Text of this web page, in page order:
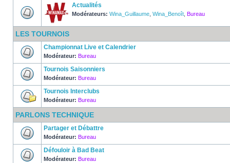
Actualités
Modérateurs: Wina_Guillaume Wina_Benoît Bureau
LES TOURNOIS
Championnat Live et Calendrier
Modérateur: Bureau
Tournois Saisonniers
Modérateur: Bureau
Tournois Interclubs
Modérateur: Bureau
PARLONS TECHNIQUE
Partager et Débattre
Modérateur: Bureau
Défouloir à Bad Beat
Modérateur: Bureau